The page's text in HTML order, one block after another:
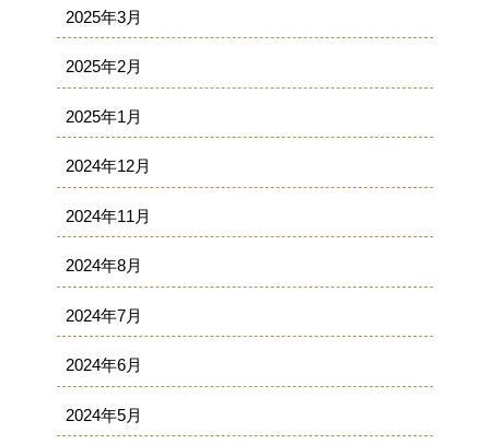
2025年3月
2025年2月
2025年1月
2024年12月
2024年11月
2024年8月
2024年7月
2024年6月
2024年5月